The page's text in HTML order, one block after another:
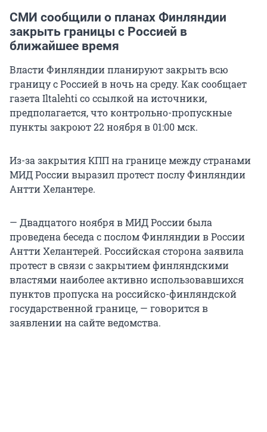
СМИ сообщили о планах Финляндии
закрыть границы с Россией в
ближайшее время
Власти Финляндии планируют закрыть всю
границу с Россией в ночь на среду. Как сообщает
газета Iltalehti со ссылкой на источники,
предполагается, что контрольно-пропускные
пункты закроют 22 ноября в 01:00 мск.
Из-за закрытия КПП на границе между странами
МИД России выразил протест послу Финляндии
Антти Хелантере.
— Двадцатого ноября в МИД России была
проведена беседа с послом Финляндии в России
Антти Хелантерей. Российская сторона заявила
протест в связи с закрытием финляндскими
властями наиболее активно использовавшихся
пунктов пропуска на российско-финляндской
государственной границе, — говорится в
заявлении на сайте ведомства.